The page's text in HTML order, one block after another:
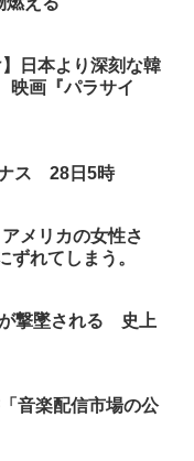
映画『パラサイ
ナス 28日5時
ずれてしまう。